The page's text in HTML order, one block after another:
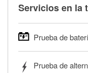
Servicios en la
Prueba de
autos, camionetas,
Prueba de